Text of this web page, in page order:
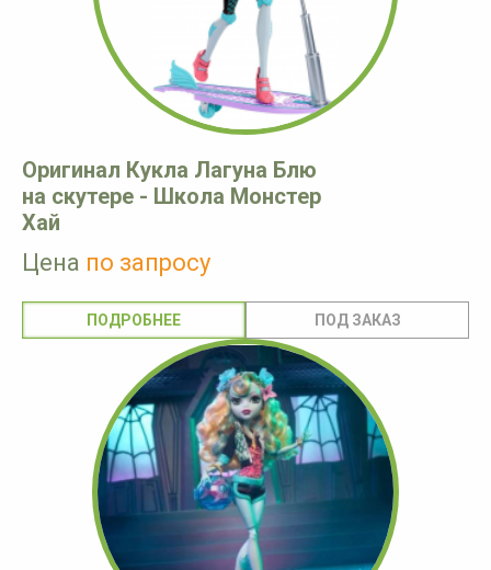
Оригинал Кукла Лагуна Блю
на скутере - Школа Монстер
Хай
Цена по запросу
ПОДРОБНЕЕ